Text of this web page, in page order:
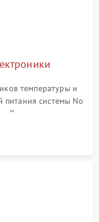
температуры и
питания системы No
Ремонт или замена